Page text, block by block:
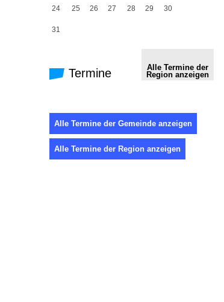
24 25 26 27 28 29 30
31
Termine
Alle Termine der
Region anzeigen
Alle Termine der Gemeinde anzeigen
Alle Termine der Region anzeigen